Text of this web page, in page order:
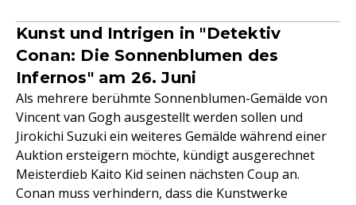
Kunst und Intrigen in "Detektiv
Conan: Die Sonnenblumen des
Infernos" am 26. Juni
Als mehrere berühmte Sonnenblumen-Gemälde von
Vincent van Gogh ausgestellt werden sollen und
Jirokichi Suzuki ein weiteres Gemälde während einer
Auktion ersteigern möchte, kündigt ausgerechnet
Meisterdieb Kaito Kid seinen nächsten Coup an.
Conan muss verhindern, dass die Kunstwerke